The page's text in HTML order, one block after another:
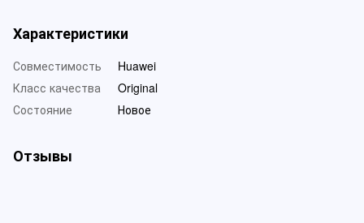
Характеристики
Совместимость
Huawei
Класс качества
Original
Состояние
Новое
Отзывы